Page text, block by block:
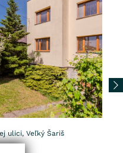
259 000